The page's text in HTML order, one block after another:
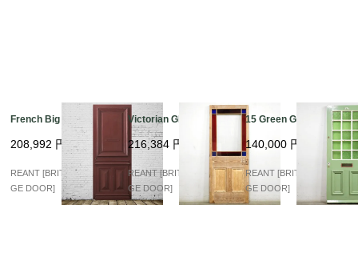
French Big Panel
208,992 円
REANT [BRITISH VINTA
GE DOOR]
Victorian Glass
216,384 円
REANT [BRITISH VINTA
GE DOOR]
15 Green Glas 37D
140,000 円
REANT [BRITISH VINTA
GE DOOR]